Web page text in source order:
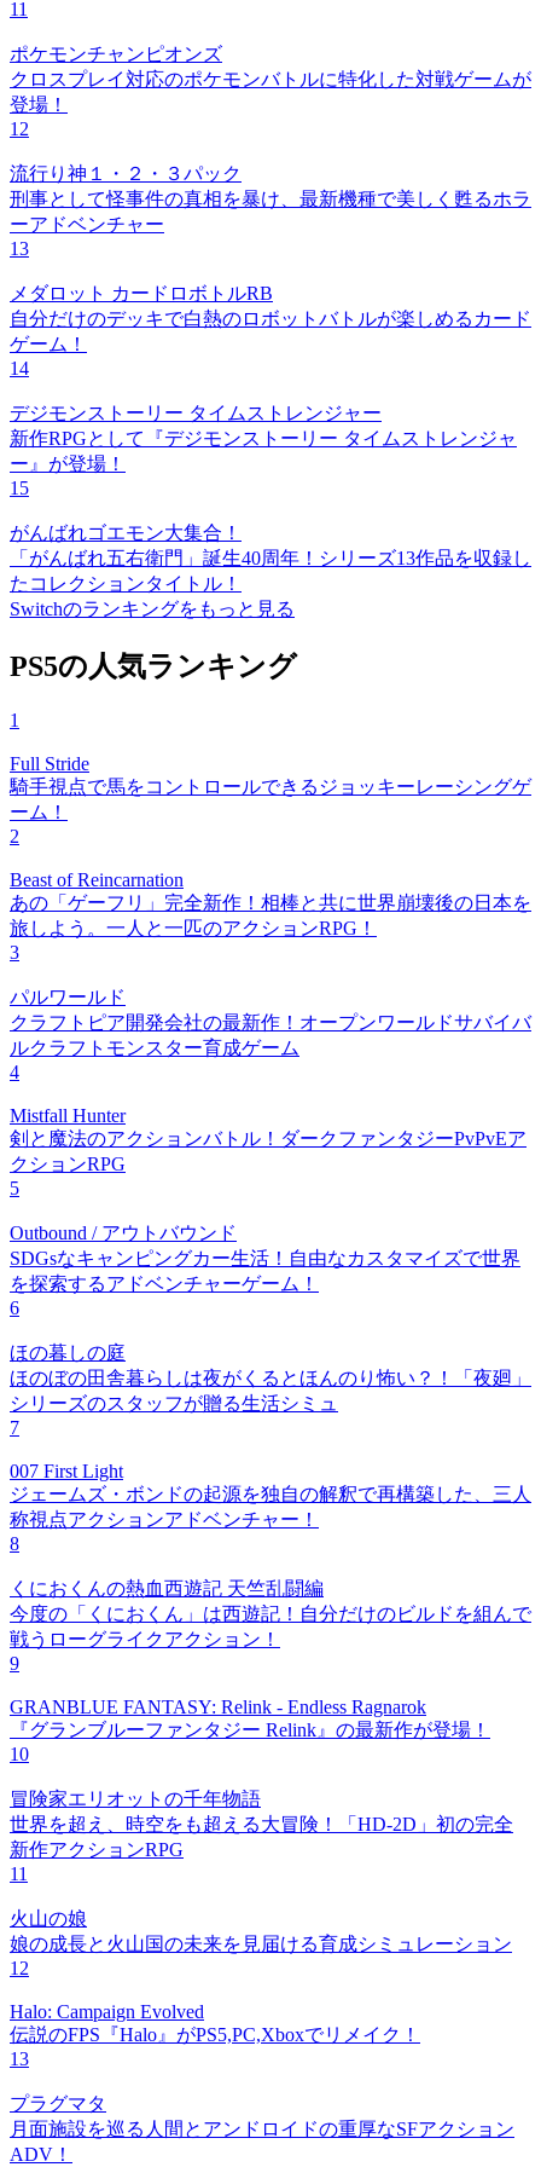
11
ポケモンチャンピオンズ
クロスプレイ対応のポケモンバトルに特化した対戦ゲームが
登場！
12
流行り神１・２・３パック
刑事として怪事件の真相を暴け、最新機種で美しく甦るホラ
ーアドベンチャー
13
メダロット カードロボトルRB
自分だけのデッキで白熱のロボットバトルが楽しめるカード
ゲーム！
14
デジモンストーリー タイムストレンジャー
新作RPGとして『デジモンストーリー タイムストレンジャ
ー』が登場！
15
がんばれゴエモン大集合！
「がんばれ五右衛門」誕生40周年！シリーズ13作品を収録し
たコレクションタイトル！
Switchのランキングをもっと見る
PS5の人気ランキング
1
Full Stride
騎手視点で馬をコントロールできるジョッキーレーシングゲ
ーム！
2
Beast of Reincarnation
あの「ゲーフリ」完全新作！相棒と共に世界崩壊後の日本を
旅しよう。一人と一匹のアクションRPG！
3
パルワールド
クラフトピア開発会社の最新作！オープンワールドサバイバ
ルクラフトモンスター育成ゲーム
4
Mistfall Hunter
剣と魔法のアクションバトル！ダークファンタジーPvPvEア
クションRPG
5
Outbound / アウトバウンド
SDGsなキャンピングカー生活！自由なカスタマイズで世界
を探索するアドベンチャーゲーム！
6
ほの暮しの庭
ほのぼの田舎暮らしは夜がくるとほんのり怖い？！「夜廻」
シリーズのスタッフが贈る生活シミュ
7
007 First Light
ジェームズ・ボンドの起源を独自の解釈で再構築した、三人
称視点アクションアドベンチャー！
8
くにおくんの熱血西遊記 天竺乱闘編
今度の「くにおくん」は西遊記！自分だけのビルドを組んで
戦うローグライクアクション！
9
GRANBLUE FANTASY: Relink - Endless Ragnarok
『グランブルーファンタジー Relink』の最新作が登場！
10
冒険家エリオットの千年物語
世界を超え、時空をも超える大冒険！「HD-2D」初の完全
新作アクションRPG
11
火山の娘
娘の成長と火山国の未来を見届ける育成シミュレーション
12
Halo: Campaign Evolved
伝説のFPS『Halo』がPS5,PC,Xboxでリメイク！
13
プラグマタ
月面施設を巡る人間とアンドロイドの重厚なSFアクション
ADV！